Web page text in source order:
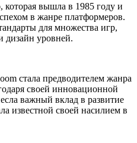
которая вышла в 1985 году и
в жанре платформеров.
для множества игр,
дизайн уровней.
стала предводителем жанра
своей инновационной
важный вклад в развитие
известной своей насилием в